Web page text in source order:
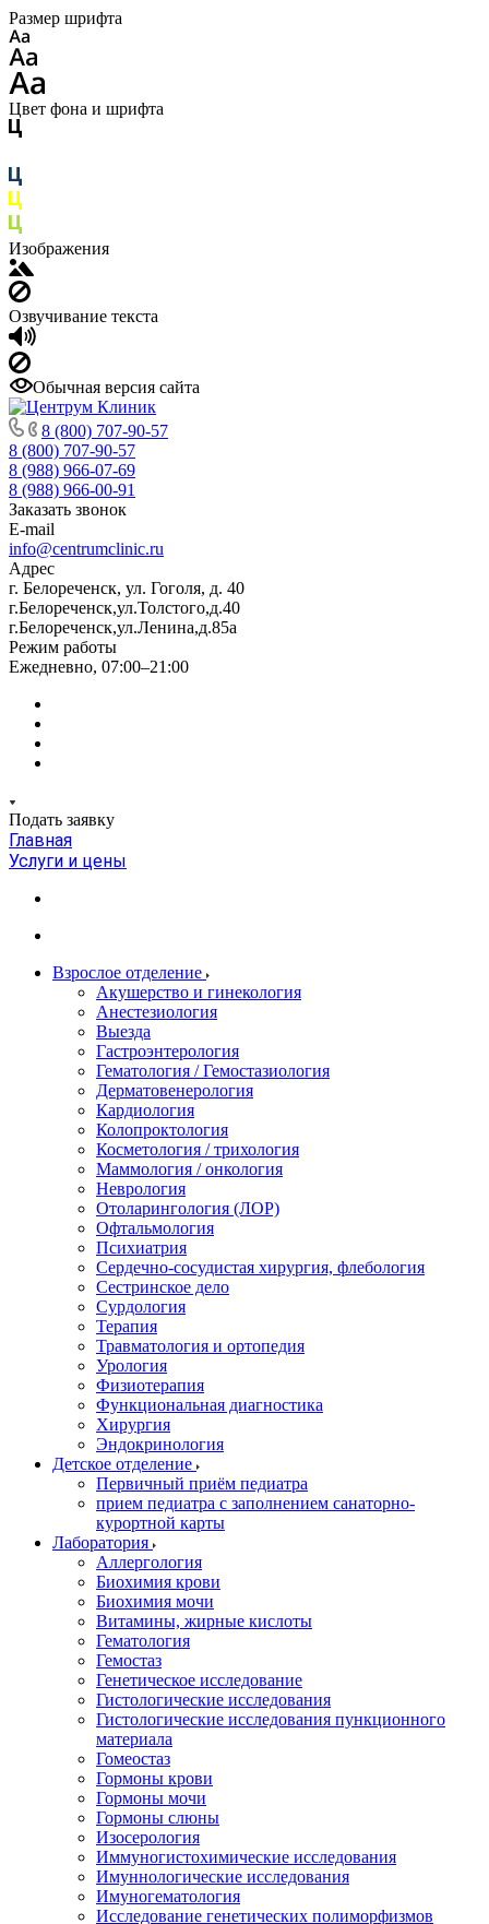
Размер шрифта
Цвет фона и шрифта
Изображения
Озвучивание текста
Обычная версия сайта
8 (800) 707-90-57
8 (800) 707-90-57
8 (988) 966-07-69
8 (988) 966-00-91
Заказать звонок
E-mail
info@centrumclinic.ru
Адрес
г. Белореченск, ул. Гоголя, д. 40
г.Белореченск,ул.Толстого,д.40
г.Белореченск,ул.Ленина,д.85а
Режим работы
Ежедневно, 07:00–21:00
Подать заявку
Главная
Услуги и цены
Взрослое отделение
Акушерство и гинекология
Анестезиология
Выезда
Гастроэнтерология
Гематология / Гемостазиология
Дерматовенерология
Кардиология
Колопроктология
Косметология / трихология
Маммология / онкология
Неврология
Отоларингология (ЛОР)
Офтальмология
Психиатрия
Сердечно-сосудистая хирургия, флебология
Сестринское дело
Сурдология
Терапия
Травматология и ортопедия
Урология
Физиотерапия
Функциональная диагностика
Хирургия
Эндокринология
Детское отделение
Первичный приём педиатра
прием педиатра с заполнением санаторно-
курортной карты
Лаборатория
Аллергология
Биохимия крови
Биохимия мочи
Витамины, жирные кислоты
Гематология
Гемостаз
Генетическое исследование
Гистологические исследования
Гистологические исследования пункционного
материала
Гомеостаз
Гормоны крови
Гормоны мочи
Гормоны слюны
Изосерология
Иммуногистохимические исследования
Имуннологические исследования
Имуногематология
Исследование генетических полиморфизмов